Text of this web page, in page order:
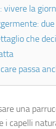
vivere la
che
passa
una
i capelli